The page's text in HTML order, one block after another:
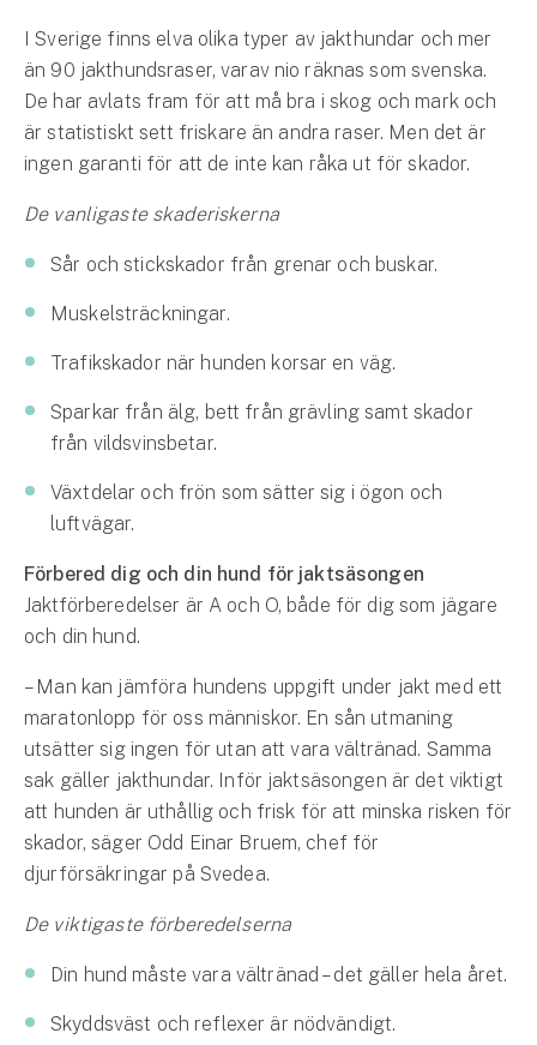
Jakthundsförsäkring
Kattförsäkring
Djurförsäkring
Villaförsäkring
Bostadsrättsförsäkring
Hyresrättsförsäkring
Fritidshusförsäkring
Företag
Företagsförsäkring
Bilförsäkring för företag
Släpvagnsförsäkring
Drönarförsäkring
För förmedlare
Gruppförsäkringar
Se alla försäkringar
I Sverige finns elva olika typer av jakthundar och mer
än 90 jakthundsraser, varav nio räknas som svenska.
De har avlats fram för att må bra i skog och mark och
är statistiskt sett friskare än andra raser. Men det är
ingen garanti för att de inte kan råka ut för skador.
De vanligaste skaderiskerna
Sår och stickskador från grenar och buskar.
Muskelsträckningar.
Trafikskador när hunden korsar en väg.
Sparkar från älg, bett från grävling samt skador
från vildsvinsbetar.
Växtdelar och frön som sätter sig i ögon och
luftvägar.
Förbered dig och din hund för jaktsäsongen
Jaktförberedelser är A och O, både för dig som jägare
och din hund.
– Man kan jämföra hundens uppgift under jakt med ett
maratonlopp för oss människor. En sån utmaning
utsätter sig ingen för utan att vara vältränad. Samma
sak gäller jakthundar. Inför jaktsäsongen är det viktigt
att hunden är uthållig och frisk för att minska risken för
skador, säger Odd Einar Bruem, chef för
djurförsäkringar på Svedea.
De viktigaste förberedelserna
Din hund måste vara vältränad – det gäller hela året.
Skyddsväst och reflexer är nödvändigt.